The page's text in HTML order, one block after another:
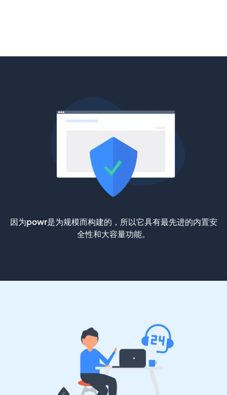
因为powr是为规模而构建的，所以它具有最先进的内置安
全性和大容量功能。